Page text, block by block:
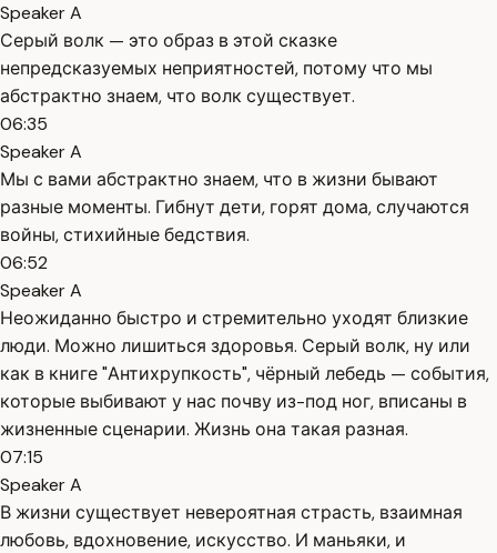
Speaker A
Серый волк — это образ в этой сказке
непредсказуемых неприятностей, потому что мы
абстрактно знаем, что волк существует.
06:35
Speaker A
Мы с вами абстрактно знаем, что в жизни бывают
разные моменты. Гибнут дети, горят дома, случаются
войны, стихийные бедствия.
06:52
Speaker A
Неожиданно быстро и стремительно уходят близкие
люди. Можно лишиться здоровья. Серый волк, ну или
как в книге "Антихрупкость", чёрный лебедь — события,
которые выбивают у нас почву из-под ног, вписаны в
жизненные сценарии. Жизнь она такая разная.
07:15
Speaker A
В жизни существует невероятная страсть, взаимная
любовь, вдохновение, искусство. И маньяки, и